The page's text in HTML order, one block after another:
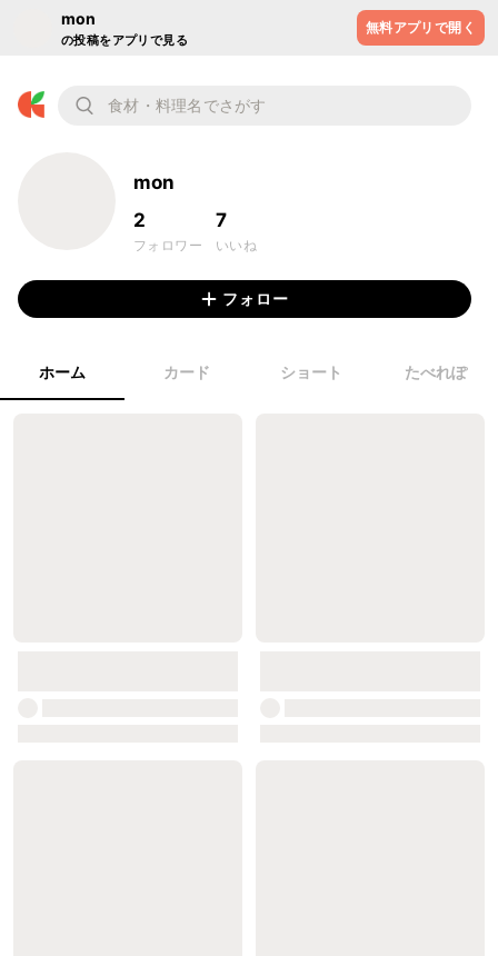
mon
の投稿をアプリで見る
無料アプリで開く
mon
2
フォロワー
7
いいね
フォロー
ホーム カード ショート たべれぽ